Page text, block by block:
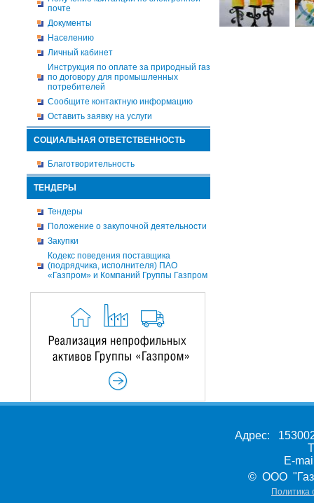
почте
Документы
Населению
Личный кабинет
Инструкция по оплате за природный газ
по договору для промышленных
потребителей
Сообщите контактную информацию
Оставить заявку на услуги
СОЦИАЛЬНАЯ ОТВЕТСТВЕННОСТЬ
Благотворительность
ТЕНДЕРЫ
Тендеры
Положение о закупочной деятельности
Закупки
Кодекс поведения поставщика
(подрядчика, исполнителя) ПАО
«Газпром» и Компаний Группы Газпром
Адрес:
E-
© ООО
Политика